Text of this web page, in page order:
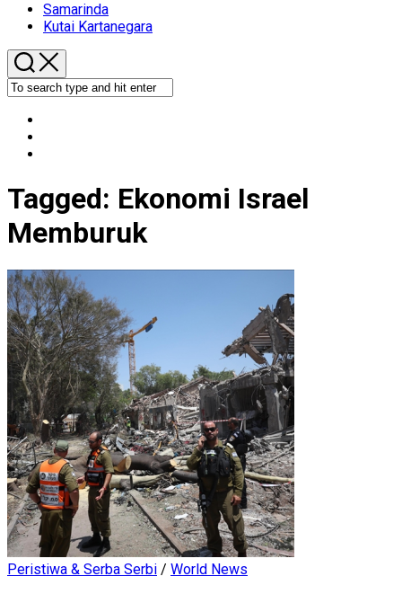
Samarinda
Kutai Kartanegara
Tagged: Ekonomi Israel
Memburuk
Peristiwa & Serba Serbi / World News